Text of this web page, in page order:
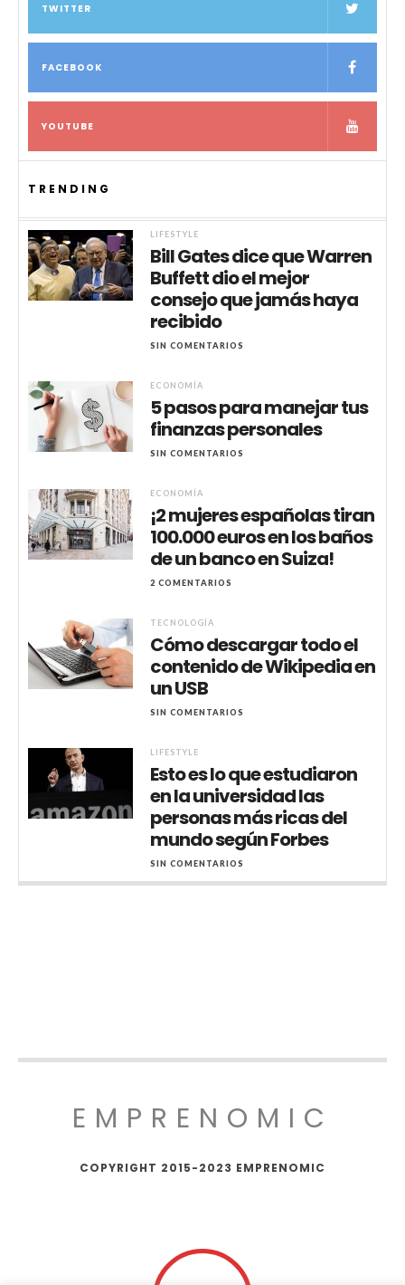
TWITTER
FACEBOOK
YOUTUBE
TRENDING
LIFESTYLE
Bill Gates dice que Warren
Buffett dio el mejor
consejo que jamás haya
recibido
SIN COMENTARIOS
ECONOMÍA
5 pasos para manejar tus
finanzas personales
SIN COMENTARIOS
ECONOMÍA
¡2 mujeres españolas tiran
100.000 euros en los baños
de un banco en Suiza!
2 COMENTARIOS
TECNOLOGÍA
Cómo descargar todo el
contenido de Wikipedia en
un USB
SIN COMENTARIOS
LIFESTYLE
Esto es lo que estudiaron
en la universidad las
personas más ricas del
mundo según Forbes
SIN COMENTARIOS
EMPRENOMIC
COPYRIGHT 2015-2023 EMPRENOMIC